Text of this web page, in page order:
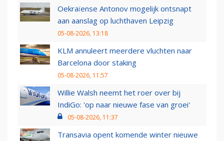
Oekraïense Antonov mogelijk ontsnapt
aan aanslag op luchthaven Leipzig
05-08-2026, 13:18
KLM annuleert meerdere vluchten naar
Barcelona door staking
05-08-2026, 11:57
Willie Walsh neemt het roer over bij
IndiGo: 'op naar nieuwe fase van groei'
05-08-2026, 11:37
Transavia opent komende winter nieuwe